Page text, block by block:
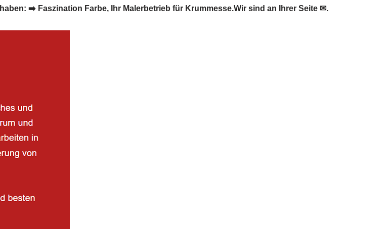
➡️ Faszination Farbe, Ihr Malerbetrieb für Krummesse.Wir sind an Ihrer Seite ✉.